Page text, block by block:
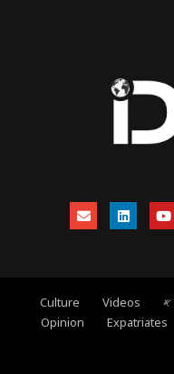
Videos
Culture
Expatriates
Opinion